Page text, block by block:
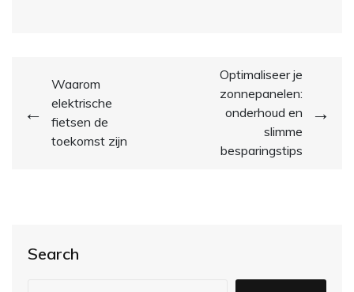
Post
navigation
Waarom
elektrische
fietsen de
toekomst zijn
Optimaliseer je
zonnepanelen:
onderhoud en
slimme
besparingstips
Search